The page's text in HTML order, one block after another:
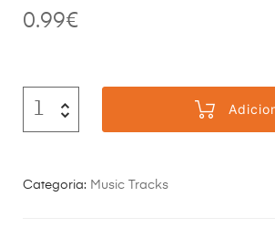
0.99€
Categoria: Music Tracks